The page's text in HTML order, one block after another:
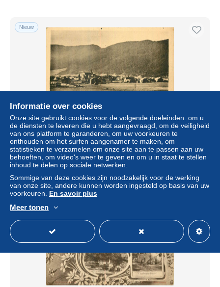
Nieuw
AUTRANS . Vue générale
± US$ 1,14
Statuut
Informatie over cookies
Onze site gebruikt cookies voor de volgende doeleinden: om u
de diensten te leveren die u hebt aangevraagd, om de veiligheid
van ons platform te garanderen, om uw voorkeuren te
onthouden om het surfen aangenamer te maken, om
statistieken te verzamelen om onze site aan te passen aan uw
behoeften, om video's weer te geven en om u in staat te stellen
inhoud te delen op sociale netwerken.
Sommige van deze cookies zijn noodzakelijk voor de werking
van onze site, andere kunnen worden ingesteld op basis van uw
voorkeuren. En savoir plus
Meer tonen